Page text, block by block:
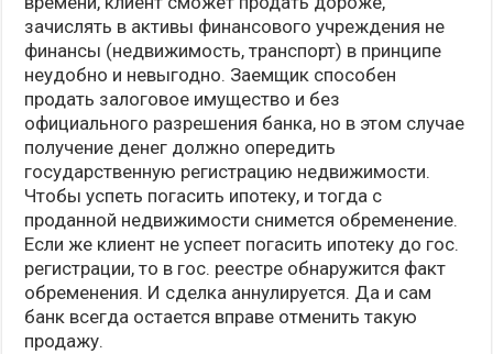
зачислять в активы финансового учреждения не
финансы (недвижимость, транспорт) в принципе
неудобно и невыгодно. Заемщик способен
продать залоговое имущество и без
официального разрешения банка, но в этом случае
получение денег должно опередить
государственную регистрацию недвижимости.
Чтобы успеть погасить ипотеку, и тогда с
проданной недвижимости снимется обременение.
Если же клиент не успеет погасить ипотеку до гос.
регистрации, то в гос. реестре обнаружится факт
обременения. И сделка аннулируется. Да и сам
банк всегда остается вправе отменить такую
продажу.